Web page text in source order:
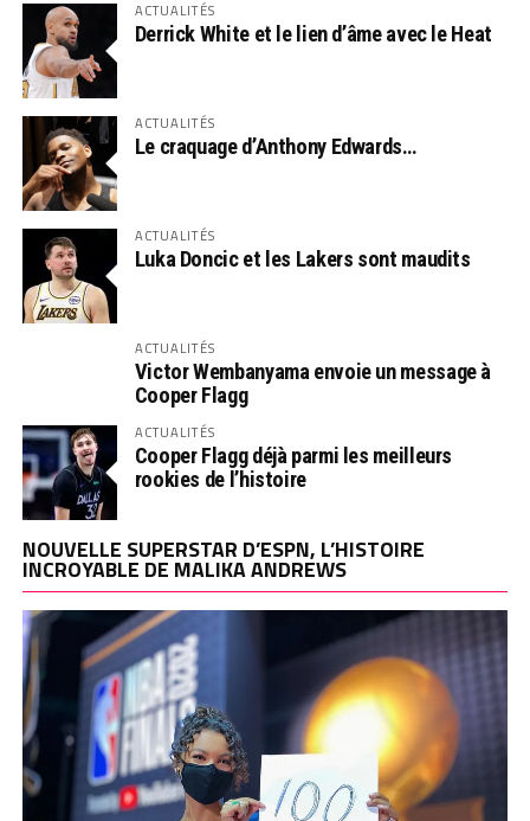
ACTUALITÉS
Derrick White et le lien d’âme avec le Heat
ACTUALITÉS
Le craquage d’Anthony Edwards…
ACTUALITÉS
Luka Doncic et les Lakers sont maudits
ACTUALITÉS
Victor Wembanyama envoie un message à
Cooper Flagg
ACTUALITÉS
Cooper Flagg déjà parmi les meilleurs
rookies de l’histoire
NOUVELLE SUPERSTAR D’ESPN, L’HISTOIRE
INCROYABLE DE MALIKA ANDREWS